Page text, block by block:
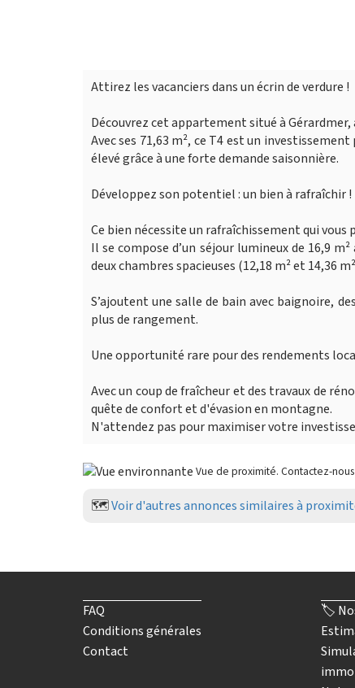
Attirez les vacanciers dans un écrin de verdure !
Découvrez cet appartement situé à
Avec ses 71,63 m², ce T4 est un
élevé grâce à une forte demande saisonnière.
Développez son potentiel : un bien à rafraîchir !
Ce bien nécessite un rafraîchissement qui
Il se compose d’un séjour lumineux de 16,9
deux chambres spacieuses (12,18 m² et 14,36
S’ajoutent une salle de bain avec baignoire,
plus de rangement.
Une opportunité rare pour des rendements
Avec un coup de fraîcheur et des travaux de
quête de confort et d'évasion en montagne.
N'attendez pas pour maximiser votre
Vue de proximité. Contactez-
🗺️Voir d'autres annonces similaires à
FAQ
Conditions générales
Contact
🏷️